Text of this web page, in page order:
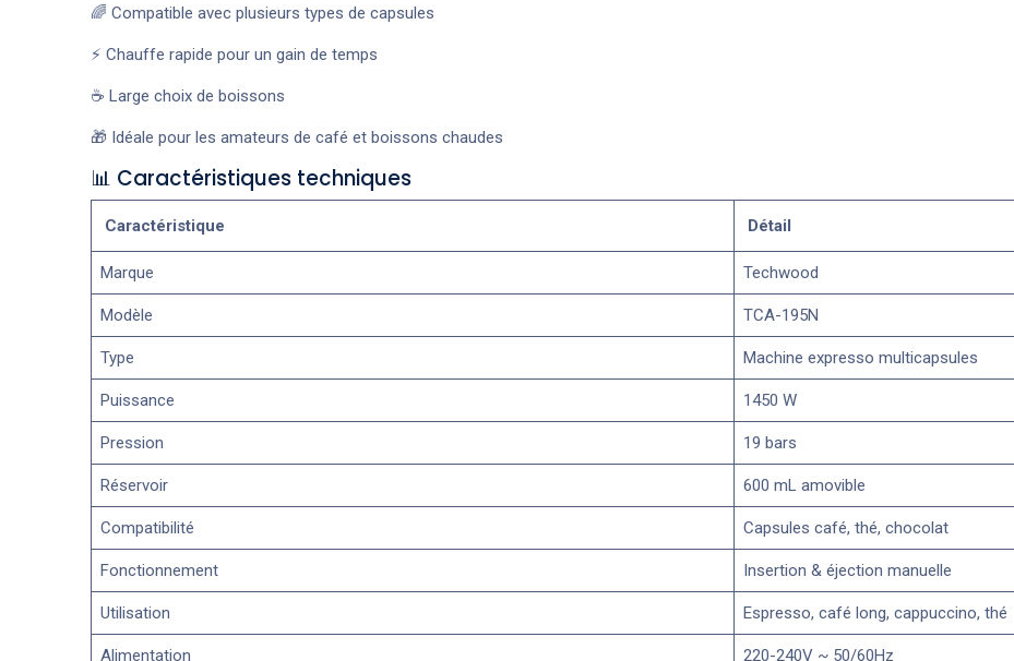
🌈 Compatible avec plusieurs types de capsules
⚡ Chauffe rapide pour un gain de temps
☕ Large choix de boissons
🎁 Idéale pour les amateurs de café et boissons chaudes
📊 Caractéristiques techniques
Caractéristique Détail
Marque Techwood
Modèle TCA-195N
Type Machine expresso multicapsules
Puissance 1450 W
Pression 19 bars
Réservoir 600 mL amovible
Compatibilité Capsules café, thé, chocolat
Fonctionnement Insertion & éjection manuelle
Utilisation Espresso, café long, cappuccino, thé
Alimentation 220-240V ~ 50/60Hz